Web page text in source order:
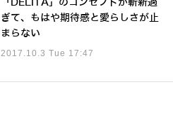
「DELITA」のコンセプトが斬新過
ぎて、もはや期待感と愛らしさが止
まらない
2017.10.3 Tue 17:47